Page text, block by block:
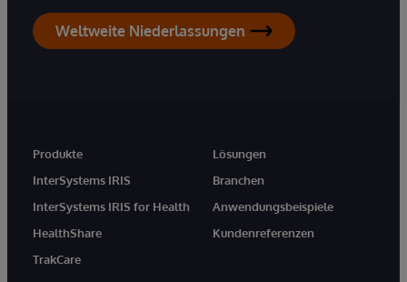
Weltweite Niederlassungen
Produkte
InterSystems IRIS
InterSystems IRIS for Health
HealthShare
TrakCare
Lösungen
Branchen
Anwendungsbeispiele
Kundenreferenzen